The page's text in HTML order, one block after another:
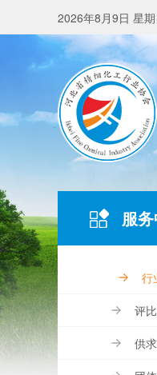
2026年8月9日 星期
服
行
评
供